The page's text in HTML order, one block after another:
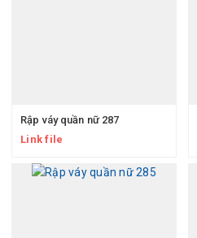
Rập váy quần nữ 287
Link file